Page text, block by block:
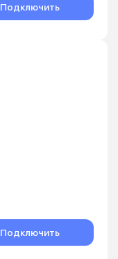
Подключить
Подключить